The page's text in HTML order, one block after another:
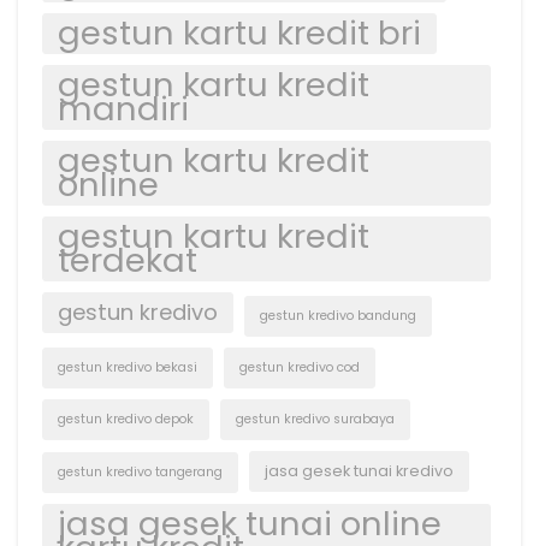
gestun kartu kredit bri
gestun kartu kredit
mandiri
gestun kartu kredit
online
gestun kartu kredit
terdekat
gestun kredivo gestun kredivo bandung
gestun kredivo bekasi gestun kredivo cod
gestun kredivo depok gestun kredivo surabaya
gestun kredivo tangerang jasa gesek tunai kredivo
jasa gesek tunai online